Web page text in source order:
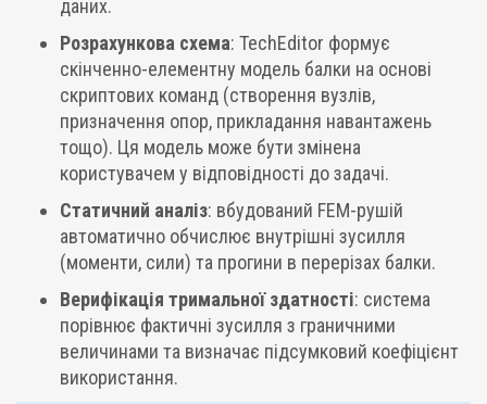
даних.
Розрахункова схема: TechEditor формує
скінченно-елементну модель балки на основі
скриптових команд (створення вузлів,
призначення опор, прикладання навантажень
тощо). Ця модель може бути змінена
користувачем у відповідності до задачі.
Статичний аналіз: вбудований FEM-рушій
автоматично обчислює внутрішні зусилля
(моменти, сили) та прогини в перерізах балки.
Верифікація тримальної здатності: система
порівнює фактичні зусилля з граничними
величинами та визначає підсумковий коефіцієнт
використання.